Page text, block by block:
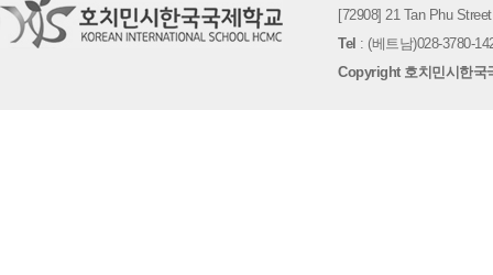
[72908] 21 Tan Phu
Tel : (베트남)028-3780-
Copyright 호치민시한국